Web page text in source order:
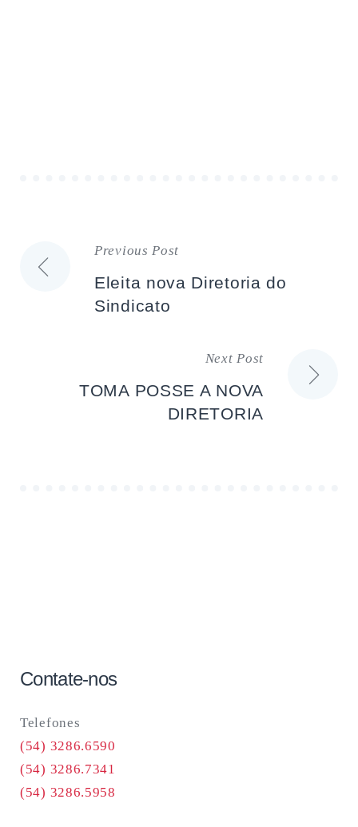
Navegação
Previous Post
Eleita nova Diretoria do
Sindicato
Next Post
TOMA POSSE A NOVA
DIRETORIA
Contate-nos
Telefones
(54) 3286.6590
(54) 3286.7341
(54) 3286.5958